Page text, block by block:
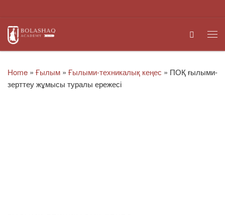
Search
Home » Ғылым » Ғылыми-техникалық кеңес » ПОҚ ғылыми-
зерттеу жұмысы туралы ережесі